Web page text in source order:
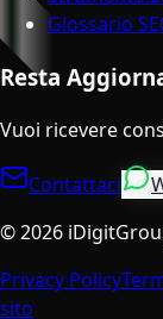
Glossario
Resta
Vuoi ricevere
Contattaci
©2026
Privacy Policy
sito